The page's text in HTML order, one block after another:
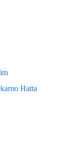
Hatta